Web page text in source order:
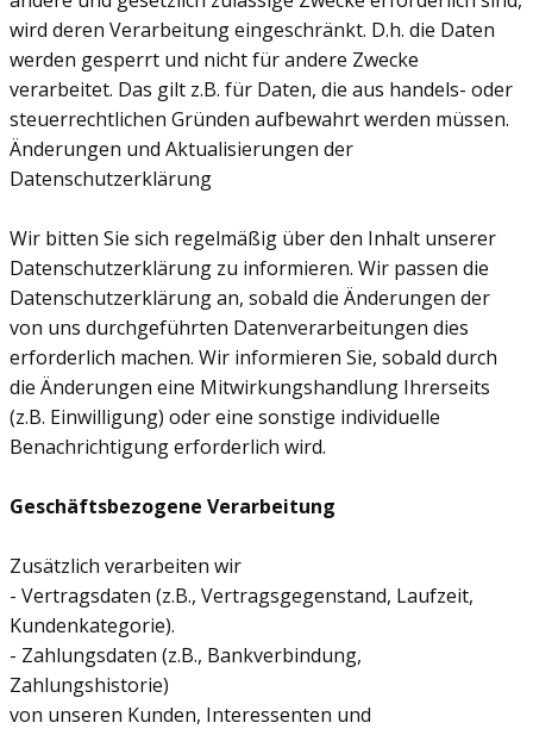
wird deren Verarbeitung eingeschränkt. D.h. die Daten
werden gesperrt und nicht für andere Zwecke
verarbeitet. Das gilt z.B. für Daten, die aus handels- oder
steuerrechtlichen Gründen aufbewahrt werden müssen.
Änderungen und Aktualisierungen der
Datenschutzerklärung
Wir bitten Sie sich regelmäßig über den Inhalt unserer
Datenschutzerklärung zu informieren. Wir passen die
Datenschutzerklärung an, sobald die Änderungen der
von uns durchgeführten Datenverarbeitungen dies
erforderlich machen. Wir informieren Sie, sobald durch
die Änderungen eine Mitwirkungshandlung Ihrerseits
(z.B. Einwilligung) oder eine sonstige individuelle
Benachrichtigung erforderlich wird.
Geschäftsbezogene Verarbeitung
Zusätzlich verarbeiten wir
- Vertragsdaten (z.B., Vertragsgegenstand, Laufzeit,
Kundenkategorie).
- Zahlungsdaten (z.B., Bankverbindung,
Zahlungshistorie)
von unseren Kunden, Interessenten und